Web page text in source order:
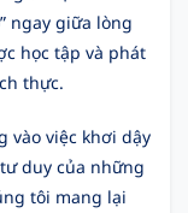
ngay giữa lòng
học tập và phát
thực.
vào việc khơi dậy
duy của những
tôi mang lại